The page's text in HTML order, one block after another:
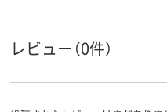
レビュー（0件）